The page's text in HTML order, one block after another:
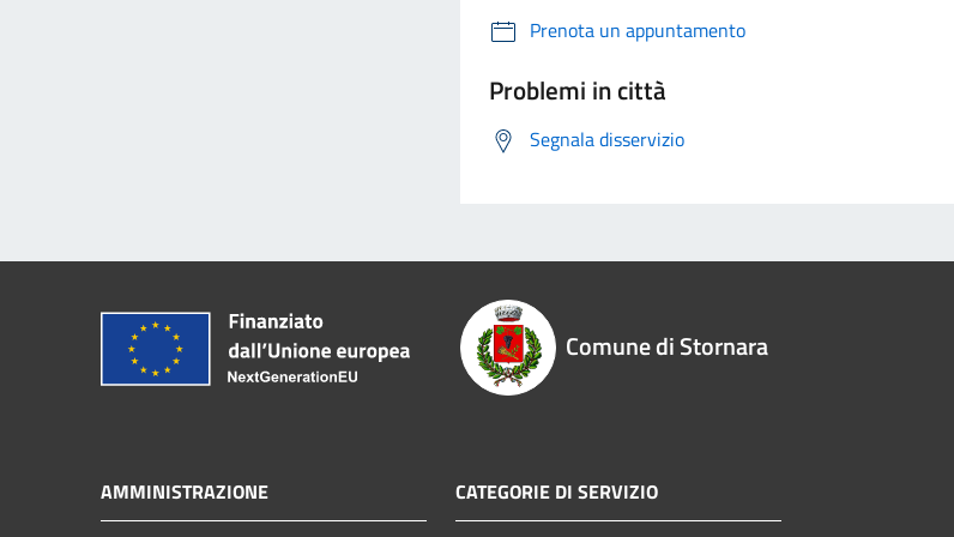
Prenota un appuntamento
Problemi in città
Segnala disservizio
Comune di Stornara
AMMINISTRAZIONE CATEGORIE DI SERVIZIO